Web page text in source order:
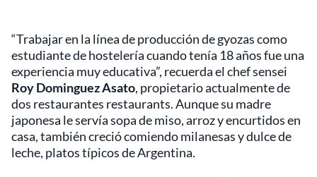
“Trabajar en la línea de producción de gyozas como
estudiante de hostelería cuando tenía 18 años fue una
experiencia muy educativa”, recuerda el chef sensei
Roy Dominguez Asato, propietario actualmente de
dos restaurantes restaurants. Aunque su madre
japonesa le servía sopa de miso, arroz y encurtidos en
casa, también creció comiendo milanesas y dulce de
leche, platos típicos de Argentina.